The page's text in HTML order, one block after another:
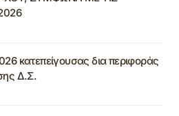
κατεπείγουσας δια περιφοράς
Δ.Σ.